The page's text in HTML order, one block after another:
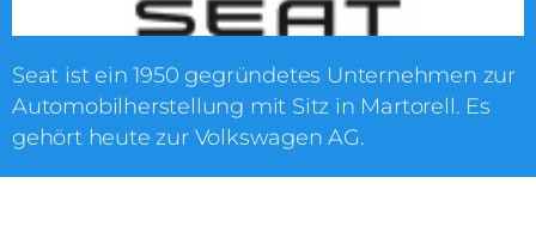
Seat ist ein 1950 gegründetes Unternehmen zur
Automobilherstellung mit Sitz in Martorell. Es
gehört heute zur Volkswagen AG.